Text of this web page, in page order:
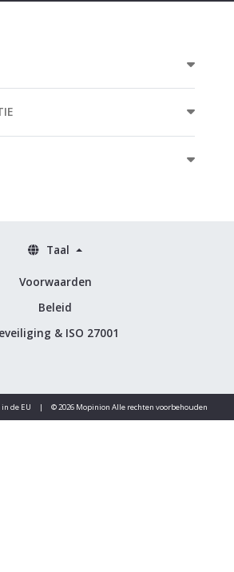
Voorwaarden
Beleid
& ISO 27001
Taal
de EU | © 2026 Mopinion Alle rechten voorbehouden